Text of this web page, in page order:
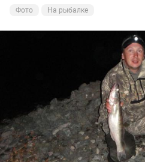
Фото На рыбалке